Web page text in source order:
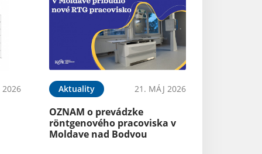
2026 Aktuality 21. MÁJ 2026
OZNAM o prevádzke
röntgenového pracoviska v
Moldave nad Bodvou